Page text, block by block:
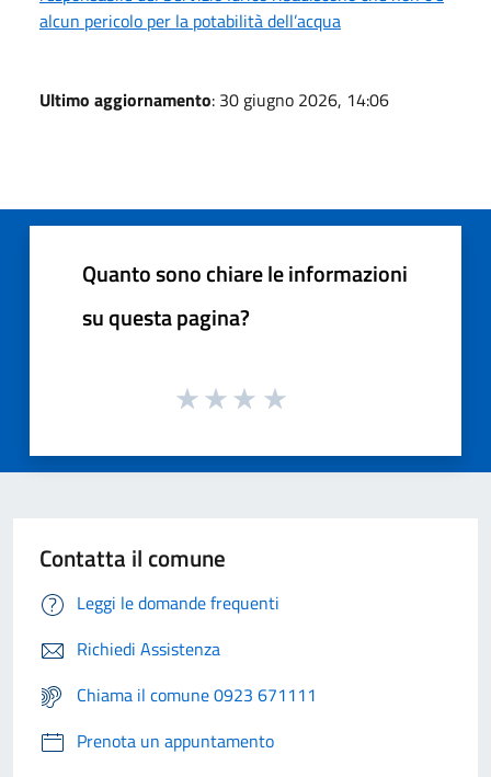
alcun pericolo per la potabilità dell’acqua
Ultimo aggiornamento: 30 giugno 2026, 14:06
Quanto sono chiare le informazioni
su questa pagina?
Contatta il comune
Leggi le domande frequenti
Richiedi Assistenza
Chiama il comune 0923 671111
Prenota un appuntamento